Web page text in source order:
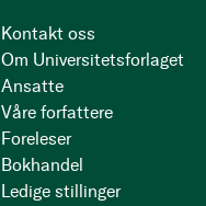
Kontakt oss
Om Universitetsforlaget
Ansatte
Våre forfattere
Foreleser
Bokhandel
Ledige stillinger